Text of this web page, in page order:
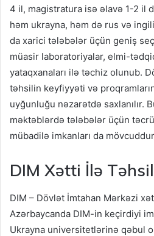
4 il, magistratura isə əlavə 1-2 il
həm ukrayna, həm də rus və
da xarici tələbələr üçün geniş
müasir laboratoriyalar, elmi-
yataqxanaları ilə təchiz olunub.
təhsilin keyfiyyəti və
uyğunluğu nəzarətdə saxlanılır.
məktəblərdə tələbələr üçün
mübadilə imkanları da
DIM Xətti İlə Təhsil
DIM – Dövlət İmtahan Mərkəzi
Azərbaycanda DIM-in keçirdiyi
Ukrayna universitetlərinə qəbul